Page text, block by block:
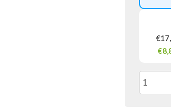
€
Meenk